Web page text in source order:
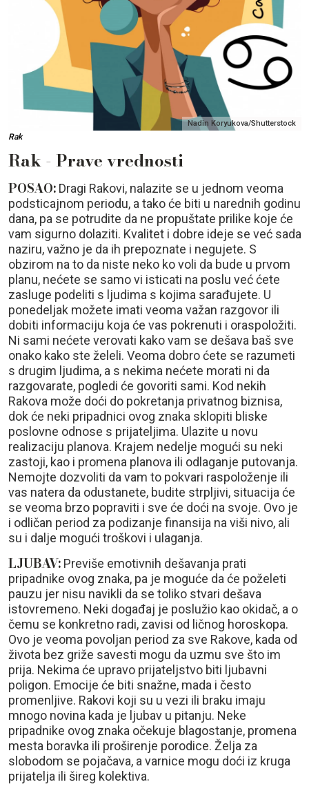
Nadin Koryukova/Shutterstock
Rak
Rak - Prave vrednosti
POSAO:Dragi Rakovi, nalazite se u jednom veoma
podsticajnom periodu, a tako će biti u narednih godinu
dana, pa se potrudite da ne propuštate prilike koje će
vam sigurno dolaziti. Kvalitet i dobre ideje se već sada
naziru, važno je da ih prepoznate i negujete. S
obzirom na to da niste neko ko voli da bude u prvom
planu, nećete se samo vi isticati na poslu već ćete
zasluge podeliti s ljudima s kojima sarađujete. U
ponedeljak možete imati veoma važan razgovor ili
dobiti informaciju koja će vas pokrenuti i oraspoložiti.
Ni sami nećete verovati kako vam se dešava baš sve
onako kako ste želeli. Veoma dobro ćete se razumeti
s drugim ljudima, a s nekima nećete morati ni da
razgovarate, pogledi će govoriti sami. Kod nekih
Rakova može doći do pokretanja privatnog biznisa,
dok će neki pripadnici ovog znaka sklopiti bliske
poslovne odnose s prijateljima. Ulazite u novu
realizaciju planova. Krajem nedelje mogući su neki
zastoji, kao i promena planova ili odlaganje putovanja.
Nemojte dozvoliti da vam to pokvari raspoloženje ili
vas natera da odustanete, budite strpljivi, situacija će
se veoma brzo popraviti i sve će doći na svoje. Ovo je
i odličan period za podizanje finansija na viši nivo, ali
su i dalje mogući troškovi i ulaganja.
LJUBAV:Previše emotivnih dešavanja prati
pripadnike ovog znaka, pa je moguće da će poželeti
pauzu jer nisu navikli da se toliko stvari dešava
istovremeno. Neki događaj je poslužio kao okidač, a o
čemu se konkretno radi, zavisi od ličnog horoskopa.
Ovo je veoma povoljan period za sve Rakove, kada od
života bez griže savesti mogu da uzmu sve što im
prija. Nekima će upravo prijateljstvo biti ljubavni
poligon. Emocije će biti snažne, mada i često
promenljive. Rakovi koji su u vezi ili braku imaju
mnogo novina kada je ljubav u pitanju. Neke
pripadnike ovog znaka očekuje blagostanje, promena
mesta boravka ili proširenje porodice. Želja za
slobodom se pojačava, a varnice mogu doći iz kruga
prijatelja ili šireg kolektiva.